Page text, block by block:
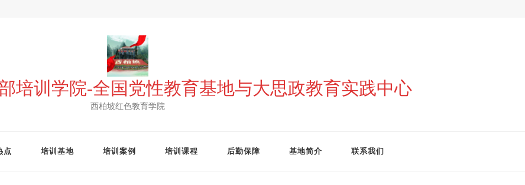
培训学院-全国党性教育基地与大思政教育实践中心
西柏坡红色教育学院
点 培训基地 培训案例 培训课程 后勤保障 基地简介 联系我们